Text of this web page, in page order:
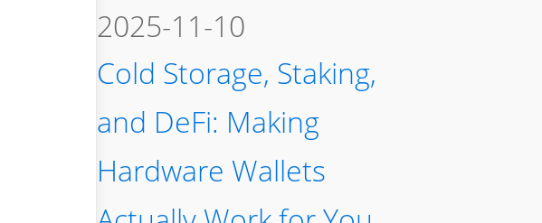
2025-11-10
Cold Storage, Staking,
and DeFi: Making
Hardware Wallets